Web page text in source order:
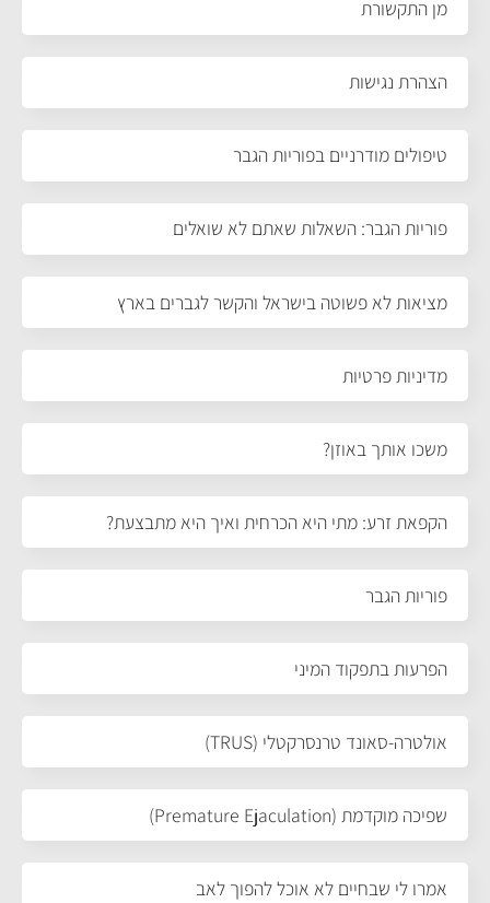
מן התקשורת
הצהרת נגישות
טיפולים מודרניים בפוריות הגבר
פוריות הגבר: השאלות שאתם לא שואלים
מציאות לא פשוטה בישראל והקשר לגברים בארץ
מדיניות פרטיות
משכו אותך באוזן?
הקפאת זרע: מתי היא הכרחית ואיך היא מתבצעת?
פוריות הגבר
הפרעות בתפקוד המיני
אולטרה-סאונד טרנסרקטלי (TRUS)
שפיכה מוקדמת (Premature Ejaculation)
אמרו לי שבחיים לא אוכל להפוך לאב